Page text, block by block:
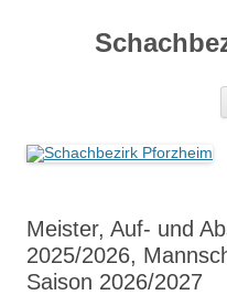
Meister, Auf- und
2025/2026,
Saison 2026/2027